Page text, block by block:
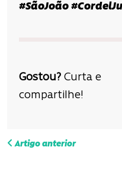
#SãoJoão
Gostou? Curta e
compartilhe!
N
Artigo anterior